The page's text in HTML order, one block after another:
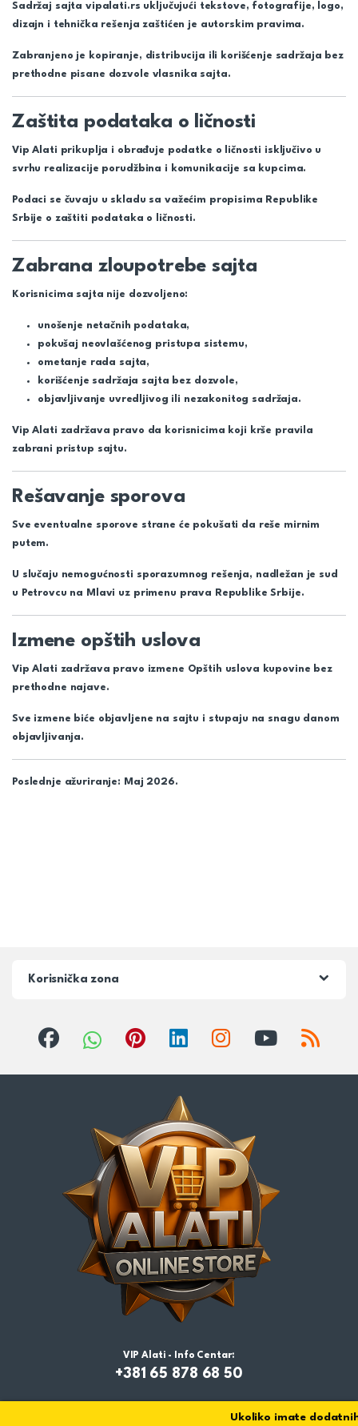
Sadržaj sajta vipalati.rs uključujući tekstove, fotografije, logo,
dizajn i tehnička rešenja zaštićen je autorskim pravima.
Zabranjeno je kopiranje, distribucija ili korišćenje sadržaja bez
prethodne pisane dozvole vlasnika sajta.
Zaštita podataka o ličnosti
Vip Alati prikuplja i obrađuje podatke o ličnosti isključivo u
svrhu realizacije porudžbina i komunikacije sa kupcima.
Podaci se čuvaju u skladu sa važećim propisima Republike
Srbije o zaštiti podataka o ličnosti.
Zabrana zloupotrebe sajta
Korisnicima sajta nije dozvoljeno:
unošenje netačnih podataka,
pokušaj neovlašćenog pristupa sistemu,
ometanje rada sajta,
korišćenje sadržaja sajta bez dozvole,
objavljivanje uvredljivog ili nezakonitog sadržaja.
Vip Alati zadržava pravo da korisnicima koji krše pravila
zabrani pristup sajtu.
Rešavanje sporova
Sve eventualne sporove strane će pokušati da reše mirnim
putem.
U slučaju nemogućnosti sporazumnog rešenja, nadležan je sud
u Petrovcu na Mlavi uz primenu prava Republike Srbije.
Izmene opštih uslova
Vip Alati zadržava pravo izmene Opštih uslova kupovine bez
prethodne najave.
Sve izmene biće objavljene na sajtu i stupaju na snagu danom
objavljivanja.
Poslednje ažuriranje: Maj 2026.
Korisnička zona
VIP Alati - Info Centar:
+381 65 878 68 50
Ukoliko imate dodatnih